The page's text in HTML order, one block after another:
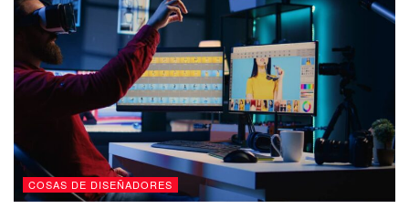
COSAS DE DISEÑADORES